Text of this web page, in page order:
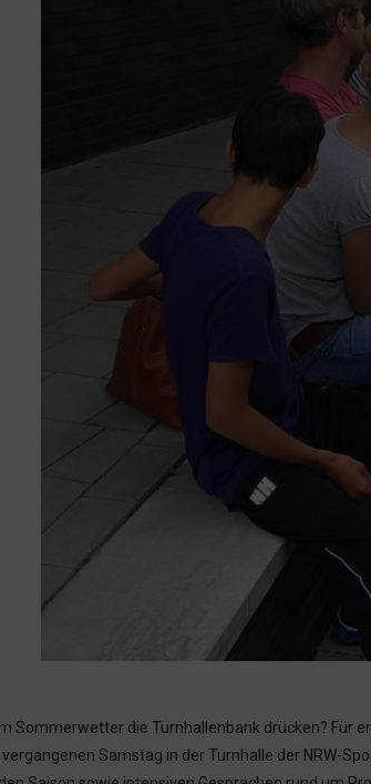
Sommerwetter die Turnhallenbank drücken? Für
Samstag in der Turnhalle der NRW-